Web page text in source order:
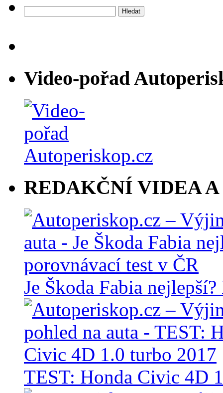
Video-pořad
REDAKČNÍ VIDEA A
Je Škoda Fabia
TEST: Honda Civic 4D